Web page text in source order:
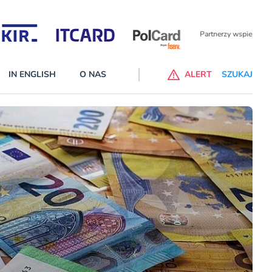
Partnerzy wspierający
do ChataGPT Go dla klientów Revoluta. Nowy benefit we
– Standard i Plus – z usługi będzie można korzsytać za
miesiące
IN ENGLISH O NAS ALERT SZUKAJ